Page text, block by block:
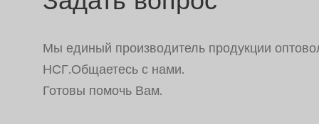
Мы единый производитель продукции
НСГ.Общаетесь с нами.
Готовы помочь Вам.